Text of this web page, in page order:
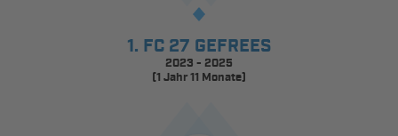
1. FC 27 GEFREES
2023 - 2025
(1 Jahr 11 Monate)